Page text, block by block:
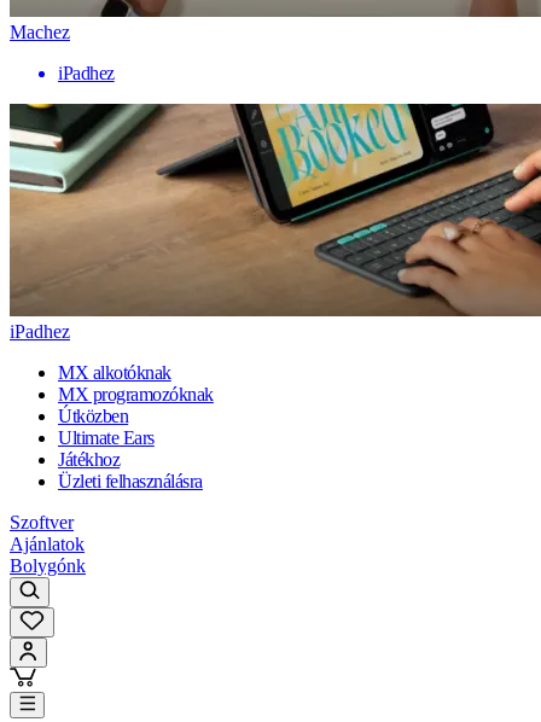
Machez
iPadhez
iPadhez
MX alkotóknak
MX programozóknak
Útközben
Ultimate Ears
Játékhoz
Üzleti felhasználásra
Szoftver
Ajánlatok
Bolygónk